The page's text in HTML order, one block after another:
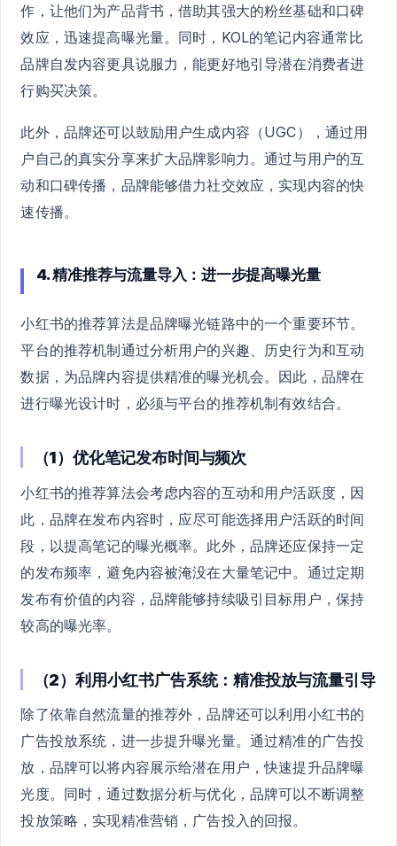
作，让他们为产品背书，借助其强大的粉丝基础和口碑
效应，迅速提高曝光量。同时，KOL的笔记内容通常比
品牌自发内容更具说服力，能更好地引导潜在消费者进
行购买决策。
此外，品牌还可以鼓励用户生成内容（UGC），通过用
户自己的真实分享来扩大品牌影响力。通过与用户的互
动和口碑传播，品牌能够借力社交效应，实现内容的快
速传播。
4. 精准推荐与流量导入：进一步提高曝光量
小红书的推荐算法是品牌曝光链路中的一个重要环节。
平台的推荐机制通过分析用户的兴趣、历史行为和互动
数据，为品牌内容提供精准的曝光机会。因此，品牌在
进行曝光设计时，必须与平台的推荐机制有效结合。
（1）优化笔记发布时间与频次
小红书的推荐算法会考虑内容的互动和用户活跃度，因
此，品牌在发布内容时，应尽可能选择用户活跃的时间
段，以提高笔记的曝光概率。此外，品牌还应保持一定
的发布频率，避免内容被淹没在大量笔记中。通过定期
发布有价值的内容，品牌能够持续吸引目标用户，保持
较高的曝光率。
（2）利用小红书广告系统：精准投放与流量引导
除了依靠自然流量的推荐外，品牌还可以利用小红书的
广告投放系统，进一步提升曝光量。通过精准的广告投
放，品牌可以将内容展示给潜在用户，快速提升品牌曝
光度。同时，通过数据分析与优化，品牌可以不断调整
投放策略，实现精准营销，广告投入的回报。